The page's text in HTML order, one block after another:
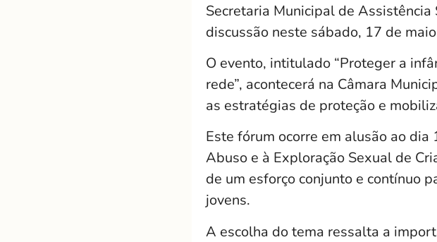
Secretaria Municipal de
discussão neste sábado, 17 de
O evento, intitulado “Proteger a
rede”, acontecerá na Câmara
as estratégias de proteção e
Este fórum ocorre em alusão ao
Abuso e à Exploração Sexual de
de um esforço conjunto e contínuo
jovens.
A escolha do tema ressalta a